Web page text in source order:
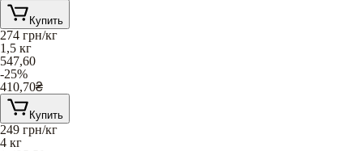
Купить
274 грн/кг
1,5 кг
547,60
-25%
410,70₴
Купить
249 грн/кг
4 кг